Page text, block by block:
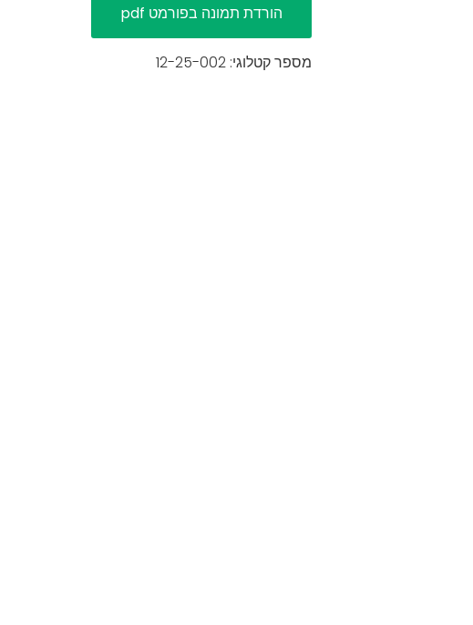
מספר קטלוגי: 12-25-002